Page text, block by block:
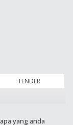
TENDER
yang anda